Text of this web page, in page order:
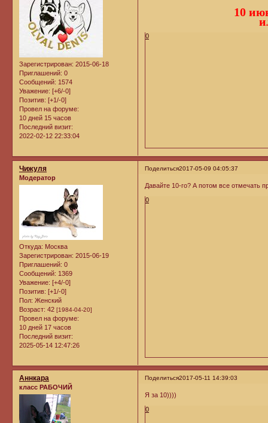
Зарегистрирован: 2015-06-18
Приглашений: 0
Сообщений: 1574
Уважение: [+6/-0]
Позитив: [+1/-0]
Провел на форуме:
10 дней 15 часов
Последний визит:
2022-02-12 22:33:04
10
0
Поделиться2017-05-09 04:05:37
Чижуля
Модератор
Откуда: Москва
Зарегистрирован: 2015-06-19
Приглашений: 0
Сообщений: 1369
Уважение: [+4/-0]
Позитив: [+1/-0]
Пол: Женский
Возраст: 42 [1984-04-20]
Провел на форуме:
10 дней 17 часов
Последний визит:
2025-05-14 12:47:26
Давайте 10-го? А потом все отмечать
0
Поделиться2017-05-11 14:39:03
Аннкара
класс РАБОЧИЙ
Я за 10))))
0